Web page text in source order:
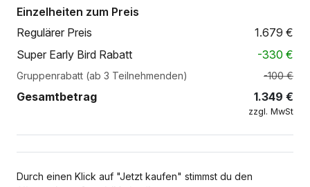
Einzelheiten zum Preis
Regulärer Preis
1.679 €
Super Early Bird Rabatt
-330 €
Gruppenrabatt (ab 3 Teilnehmenden) -100 €
Gesamtbetrag 1.349 €
zzgl. MwSt
Durch einen Klick auf "Jetzt kaufen" stimmst du den